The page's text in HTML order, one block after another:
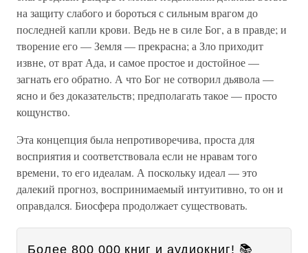
на защиту слабого и бороться с сильным врагом до
последней капли крови. Ведь не в силе Бог, а в правде; и
творение его — Земля — прекрасна; а Зло приходит
извне, от врат Ада, и самое простое и достойное —
загнать его обратно. А что Бог не сотворил дьявола —
ясно и без доказательств; предполагать такое — просто
кощунство.
Эта концепция была непротиворечива, проста для
восприятия и соответствовала если не нравам того
времени, то его идеалам. А поскольку идеал — это
далекий прогноз, воспринимаемый интуитивно, то он и
оправдался. Биосфера продолжает существовать.
Более 800 000 книг и аудиокниг! 📚